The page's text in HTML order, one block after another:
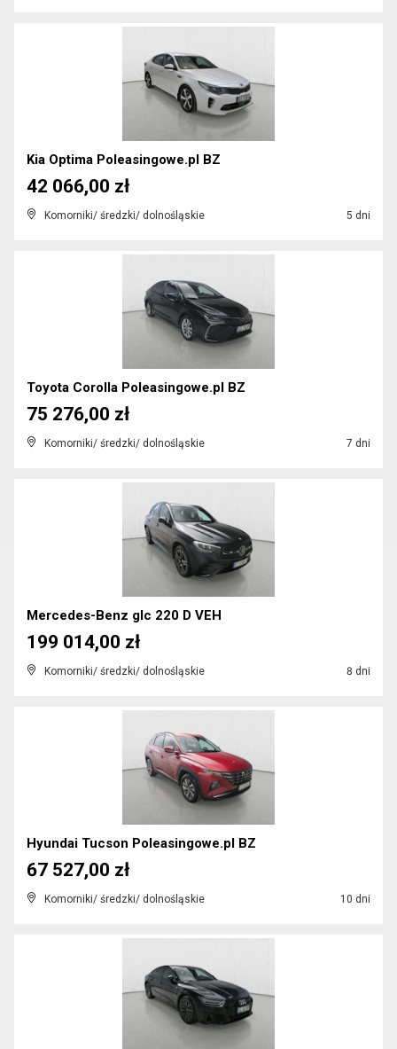
Kia Optima Poleasingowe.pl BZ
Komorniki/ średzki/ dolnośląskie 5 dni
42 066,00 zł
Toyota Corolla Poleasingowe.pl BZ
Komorniki/ średzki/ dolnośląskie 7 dni
75 276,00 zł
Mercedes-Benz glc 220 D VEH
Komorniki/ średzki/ dolnośląskie 8 dni
199 014,00 zł
Hyundai Tucson Poleasingowe.pl BZ
Komorniki/ średzki/ dolnośląskie 10 dni
67 527,00 zł